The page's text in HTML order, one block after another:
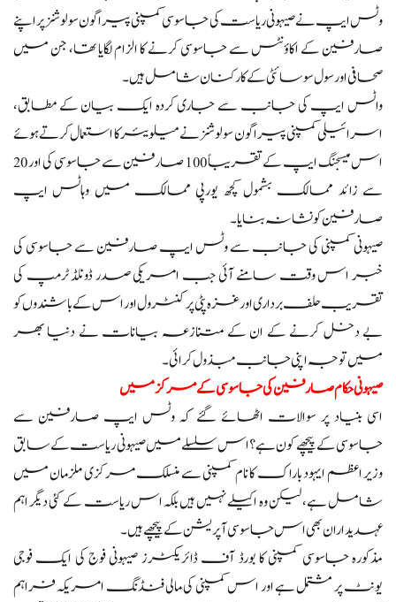
وٹس ایپ نے صیہونی ریاست کی جاسوسی کمپنی پیراگون سولوشنز پر اپنے
صارفین کے اکاؤنٹس سے جاسوسی کرنے کا الزام لگایا تھا، جن میں
صحافی اور سول سوسائٹی کے کارکنان شامل ہیں۔
واٹس ایپ کی جانب سے جاری کردہ ایک بیان کے مطابق،
اسرائیلی کمپنی پیراگون سولوشنز نے میلویئر کا استعمال کرتے ہوئے
اس میسجنگ ایپ کے تقریباً 100 صارفین سے جاسوسی کی اور 20
سے زائد ممالک بشمول کچھ یورپی ممالک میں وہاٹس ایپ
صارفین کو نشانہ بنایا۔
صیہونی کمپنی کی جانب سے وٹس ایپ صارفین سے جاسوسی کی
خبر اس وقت سامنے آئی جب امریکی صدر ڈونلڈ ٹرمپ کی
تقریب حلف برداری اور غزہ پٹی پر کنٹرول اور اس کے باشندوں کو
بے دخل کرنے کے ان کے متنازعہ بیانات نے دنیا بھر
میں توجہ اپنی جانب مبذول کرائی۔
صیہونی حکام صارفین کی جاسوسی کے مرکز میں
اسی بنیاد پر سوالات اٹھائے گئے کہ وٹس ایپ صارفین سے
جاسوسی کے پیچھے کون ہے؟ اس سلسلے میں صیہونی ریاست کے سابق
وزیر اعظم ایہود باراک کا نام کمپنی سے منسلک مرکزی ملزمان میں
شامل ہے، لیکن وہ اکیلے نہیں ہیں بلکہ اس ریاست کے کئی دیگر اہم
عہدیداران بھی اس جاسوسی آپریشن کے پیچھے ہیں۔
مذکورہ جاسوسی کمپنی کا بورڈ آف ڈائریکٹرز صیہونی فوج کی ایک فوجی
یونٹ پر مشتمل ہے اور اس کمپنی کی مالی فنڈنگ امریکہ فراہم